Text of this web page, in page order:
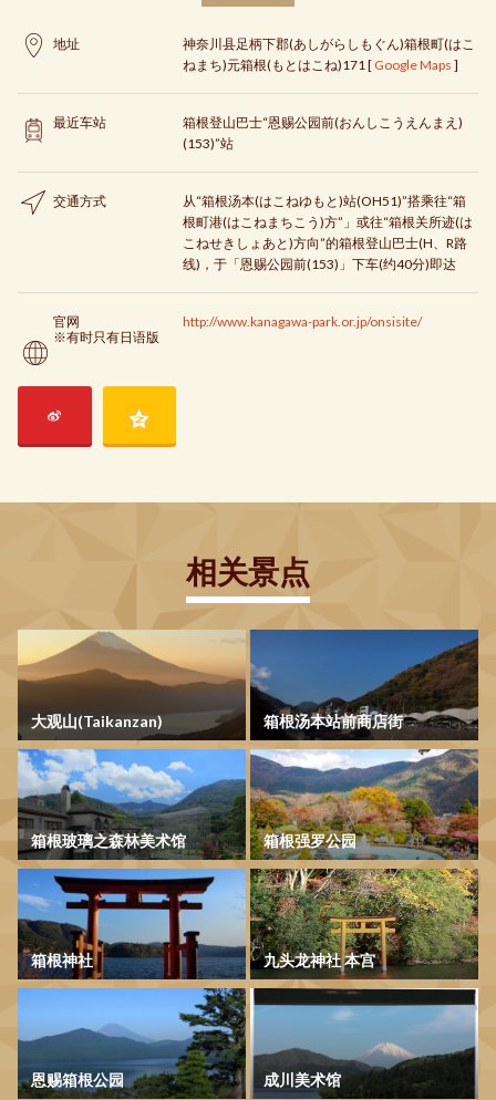
地址
神奈川县足柄下郡(あしがらしもぐん)箱根町(はこ
ねまち)元箱根(もとはこね)171 [ Google Maps ]
最近车站
箱根登山巴士“恩赐公园前(おんしこうえんまえ)
(153)”站
交通方式
从“箱根汤本(はこねゆもと)站(OH51)”搭乘往“箱
根町港(はこねまちこう)方”」或往“箱根关所迹(は
こねせきしょあと)方向”的箱根登山巴士(H、R路
线)，于「恩赐公园前(153)」下车(约40分)即达
官网
※有时只有日语版
http://www.kanagawa-park.or.jp/onsisite/
相关景点
大观山(Taikanzan) 箱根汤本站前商店街
箱根玻璃之森林美术馆 箱根强罗公园
箱根神社 九头龙神社 本宫
恩赐箱根公园 成川美术馆